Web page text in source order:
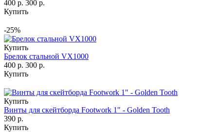
400 р. 300 р.
Купить
-25%
Купить
Брелок стальной VX1000
400 р. 300 р.
Купить
Купить
Винты для скейтборда Footwork 1" - Golden Tooth
390 р.
Купить